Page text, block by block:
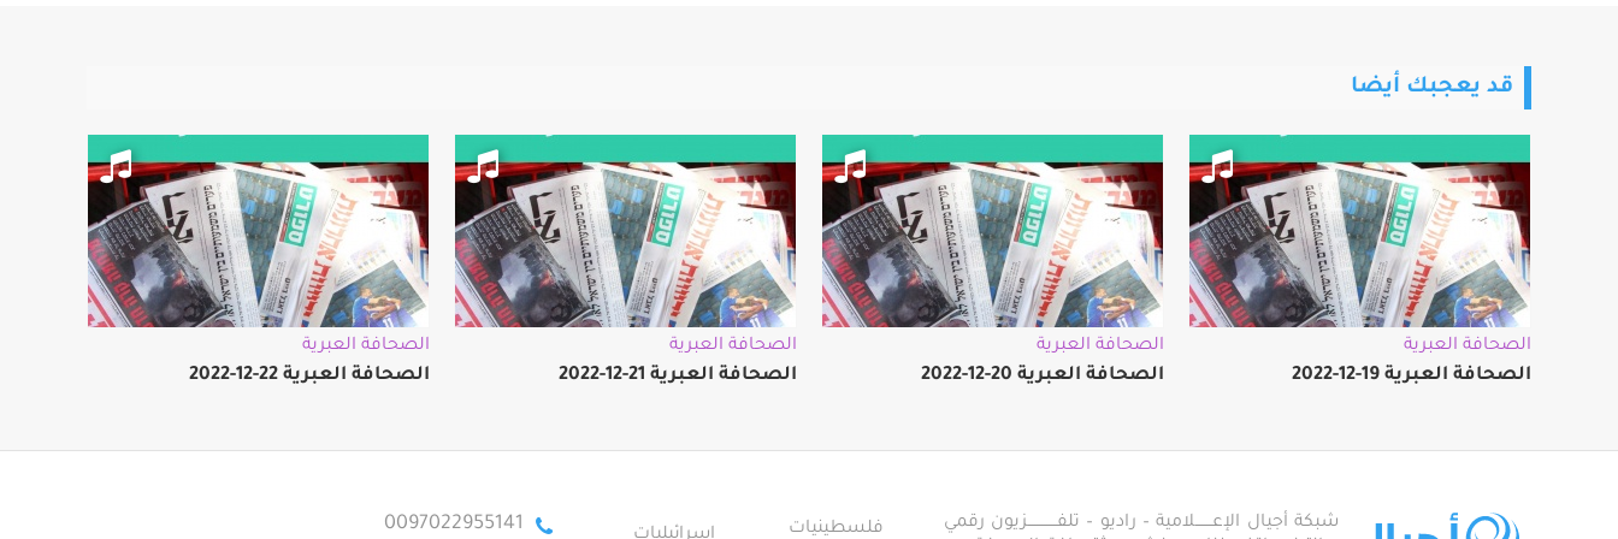
قد يعجبك أيضا
الصحافة العبرية
الصحافة العبرية 19-12-2022
الصحافة العبرية
الصحافة العبرية 20-12-2022
الصحافة العبرية
الصحافة العبرية 21-12-2022
الصحافة العبرية
الصحافة العبرية 22-12-2022
شبكة أجيال الإعـــــــلامية – راديو – تلفــــــــــــزيون رقمي
فلسطينيات 0097022955141